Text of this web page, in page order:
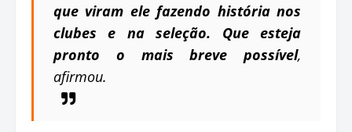
que viram ele fazendo história nos
clubes e na seleção. Que esteja
pronto o mais breve possível,
afirmou.